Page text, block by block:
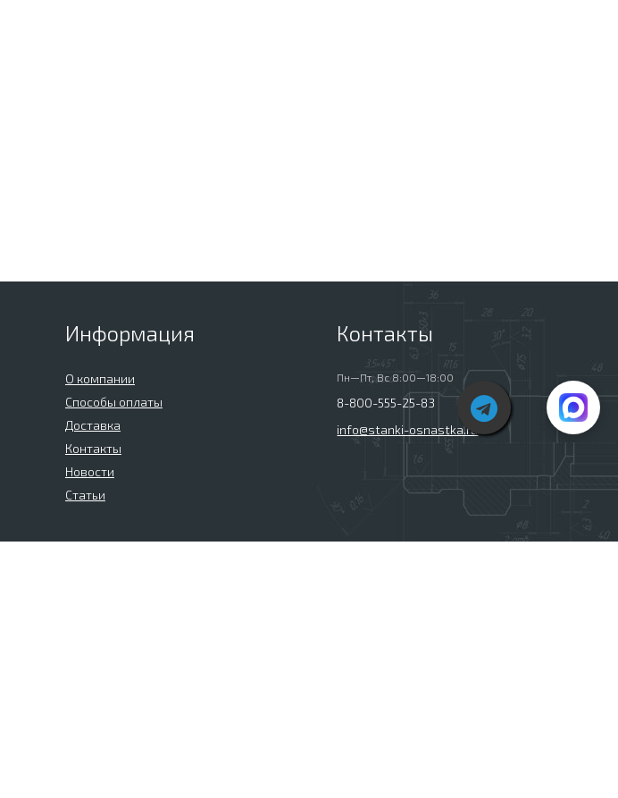
Информация
О компании
Способы оплаты
Доставка
Контакты
Новости
Статьи
Контакты
Пн—Пт, Вс 8:00—18:00
8-800-555-25-83
info@stanki-osnastka.ru